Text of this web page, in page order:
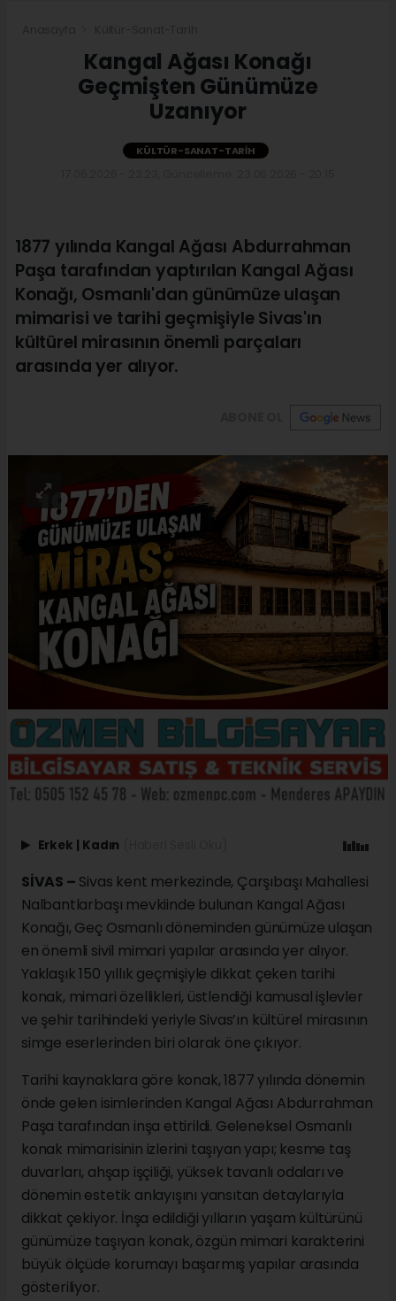
Kangal Ağası Konağı
Geçmişten Günümüze
Uzanıyor
KÜLTÜR-SANAT-TARIH
1877 yılında Kangal Ağası Abdurrahman
Paşa tarafından yaptırılan Kangal Ağası
Konağı, Osmanlı'dan günümüze ulaşan
mimarisi ve tarihi geçmişiyle Sivas'ın
kültürel mirasının önemli parçaları
arasında yer alıyor.
Erkek Kadın
SİVAS – Sivas kent merkezinde, Çarşıbaşı Mahallesi
Nalbantlarbaşı mevkiinde bulunan Kangal Ağası
Konağı, Geç Osmanlı döneminden günümüze ulaşan
en önemli sivil mimari yapılar arasında yer alıyor.
Yaklaşık 150 yıllık geçmişiyle dikkat çeken tarihi
konak, mimari özellikleri, üstlendiği kamusal işlevler
ve şehir tarihindeki yeriyle Sivas’ın kültürel mirasının
simge eserlerinden biri olarak öne çıkıyor.
Tarihi kaynaklara göre konak, 1877 yılında dönemin
önde gelen isimlerinden Kangal Ağası Abdurrahman
Paşa tarafından inşa ettirildi. Geleneksel Osmanlı
konak mimarisinin izlerini taşıyan yapı; kesme taş
duvarları, ahşap işçiliği, yüksek tavanlı odaları ve
dönemin estetik anlayışını yansıtan detaylarıyla
dikkat çekiyor. İnşa edildiği yılların yaşam kültürünü
günümüze taşıyan konak, özgün mimari karakterini
büyük ölçüde korumayı başarmış yapılar arasında
gösteriliyor.